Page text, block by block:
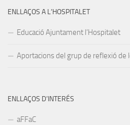
ENLLAÇOS A L’HOSPITALET
Educació Ajuntament l’Hospitalet
Aportacions del grup de reflexió de
ENLLAÇOS D’INTERÉS
aFFaC